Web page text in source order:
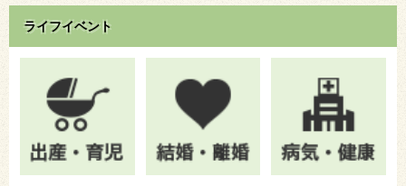
ライフイベント